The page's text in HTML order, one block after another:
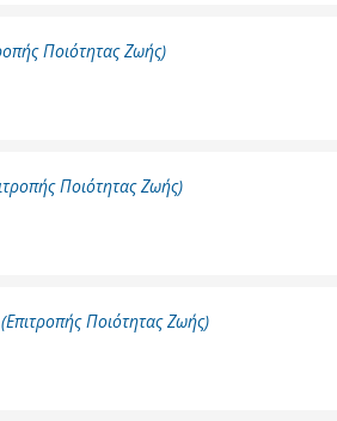
Ποιότητας Ζωής)
Ποιότητας Ζωής)
Ποιότητας Ζωής)